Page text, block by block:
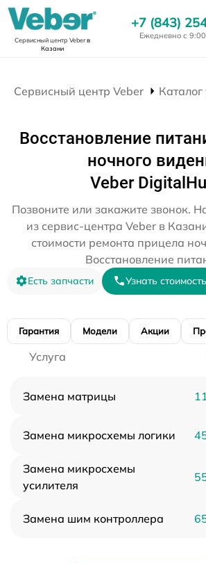
Сервисный центр Veberв
Казани
+7 (843)
Ежедневно с
Сервисный центр Veber Каталог
Восстановление
ночного
Veber
Позвоните или закажите звонок.
из сервис-центра Veber в
стоимости ремонта прицела
Восстановление
Есть запчасти Узнать стоимость
Гарантия Модели Акции
Услуга
Замена матрицы
Замена микросхемы логики
Замена микросхемы
усилителя
Замена шим контроллера